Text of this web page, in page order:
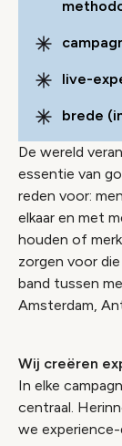
live-
brede
De wereld
essentie van
reden voor:
elkaar en met
houden of
zorgen voor
band tussen
Amsterdam,
Wij creëren
In elke
centraal.
we